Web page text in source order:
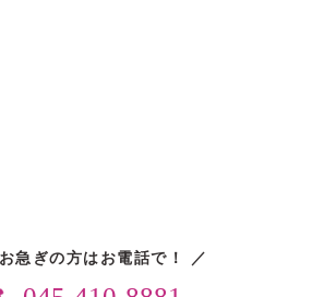
急ぎの方はお電話で！ ／